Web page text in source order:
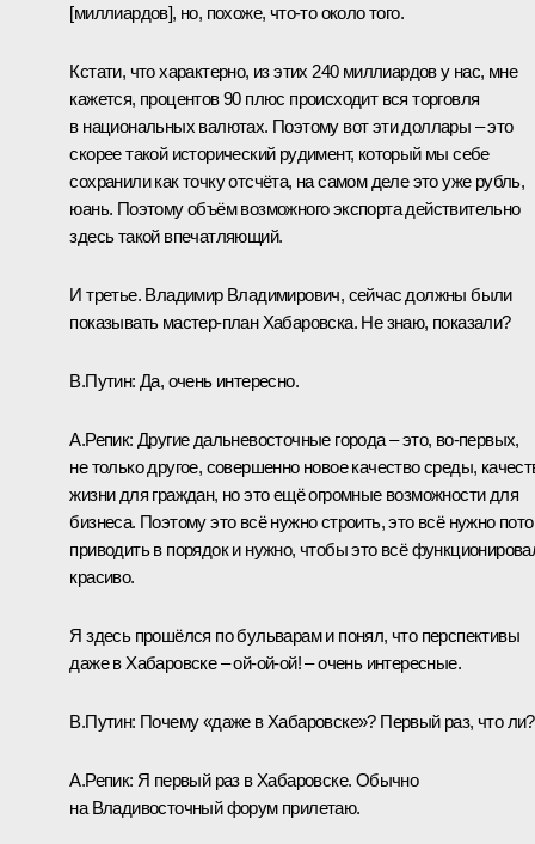
[миллиардов], но, похоже, что-то около того.
Кстати, что характерно, из этих 240 миллиардов у нас, мне
кажется, процентов 90 плюс происходит вся торговля
в национальных валютах. Поэтому вот эти доллары – это
скорее такой исторический рудимент, который мы себе
сохранили как точку отсчёта, на самом деле это уже рубль,
юань. Поэтому объём возможного экспорта действительно
здесь такой впечатляющий.
И третье. Владимир Владимирович, сейчас должны были
показывать мастер-план Хабаровска. Не знаю, показали?
В.Путин: Да, очень интересно.
А.Репик: Другие дальневосточные города – это, во-первых,
не только другое, совершенно новое качество среды,
жизни для граждан, но это ещё огромные возможности для
бизнеса. Поэтому это всё нужно строить, это всё нужно
приводить в порядок и нужно, чтобы это всё
красиво.
Я здесь прошёлся по бульварам и понял, что перспективы
даже в Хабаровске – ой-ой-ой! – очень интересные.
В.Путин: Почему «даже в Хабаровске»? Первый раз, что ли?
А.Репик: Я первый раз в Хабаровске. Обычно
на Владивосточный форум прилетаю.